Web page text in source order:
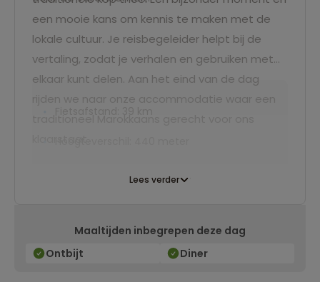
een mooie kans om kennis te maken met de
lokale cultuur. Je reisbegeleider helpt bij de
vertaling, zodat je verhalen en gebruiken met
elkaar kunt delen. Aan het eind van de dag
rijden we naar onze accommodatie waar een
Lees verder
Maaltijden inbegrepen deze dag
Ontbijt
Diner